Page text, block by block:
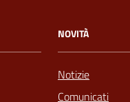
NOVITÀ
Notizie
Comunicati